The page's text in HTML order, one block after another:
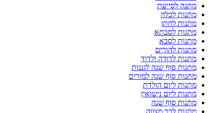
מתנה לסייעת
מתנות לכלה
מתנות לחתן
מתנות לסבתא
מתנות לסבא
מתנות להורים
מתנות לדודה ולדוד
מתנות סוף שנה לגננות
מתנות סוף שנה למורים
מתנות ליום הולדת
מתנות ליום נישואין
מתנות סוף שנה
מתנות לבר מצווה